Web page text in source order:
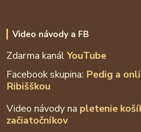
Video návody a FB
Zdarma kanálYouTube
Facebook skupina: Pedig a
Ribišškou
Video návody na pletenie
začiatočníkov